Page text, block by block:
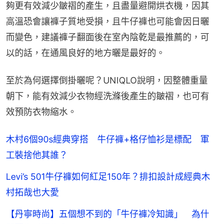
夠更有效減少皺褶的產生，且盡量避開烘衣機，因其
高溫恐會讓褲子質地受損，且牛仔褲也可能會因日曬
而變色，建議褲子翻面後在室內陰乾是最推薦的，可
以的話，在通風良好的地方曬是最好的。
至於為何選擇倒掛曬呢？UNIQLO說明，因整體重量
朝下，能有效減少衣物經洗滌後產生的皺褶，也可有
效預防衣物縮水。
木村6個90s經典穿搭 牛仔褲+格仔恤衫是標配 軍
工裝捨他其誰？
Levi’s 501牛仔褲如何紅足150年？排扣設計成經典木
村拓哉也大愛
【丹寧時尚】五個想不到的「牛仔褲冷知識」 為什